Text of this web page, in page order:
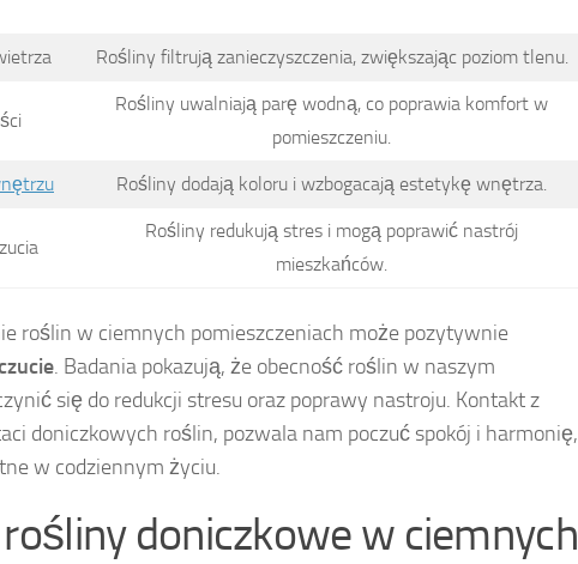
Rośliny filtrują zanieczyszczenia, zwiększając poziom tlenu.
Rośliny uwalniają parę wodną, co poprawia komfort w
pomieszczeniu.
Rośliny dodają koloru i wzbogacają estetykę wnętrza.
Rośliny redukują stres i mogą poprawić nastrój
mieszkańców.
roślin w ciemnych pomieszczeniach może pozytywnie
. Badania pokazują, że obecność roślin w naszym
się do redukcji stresu oraz poprawy nastroju. Kontakt z
doniczkowych roślin, pozwala nam poczuć spokój i harmonię,
w codziennym życiu.
rośliny doniczkowe w ciemnych